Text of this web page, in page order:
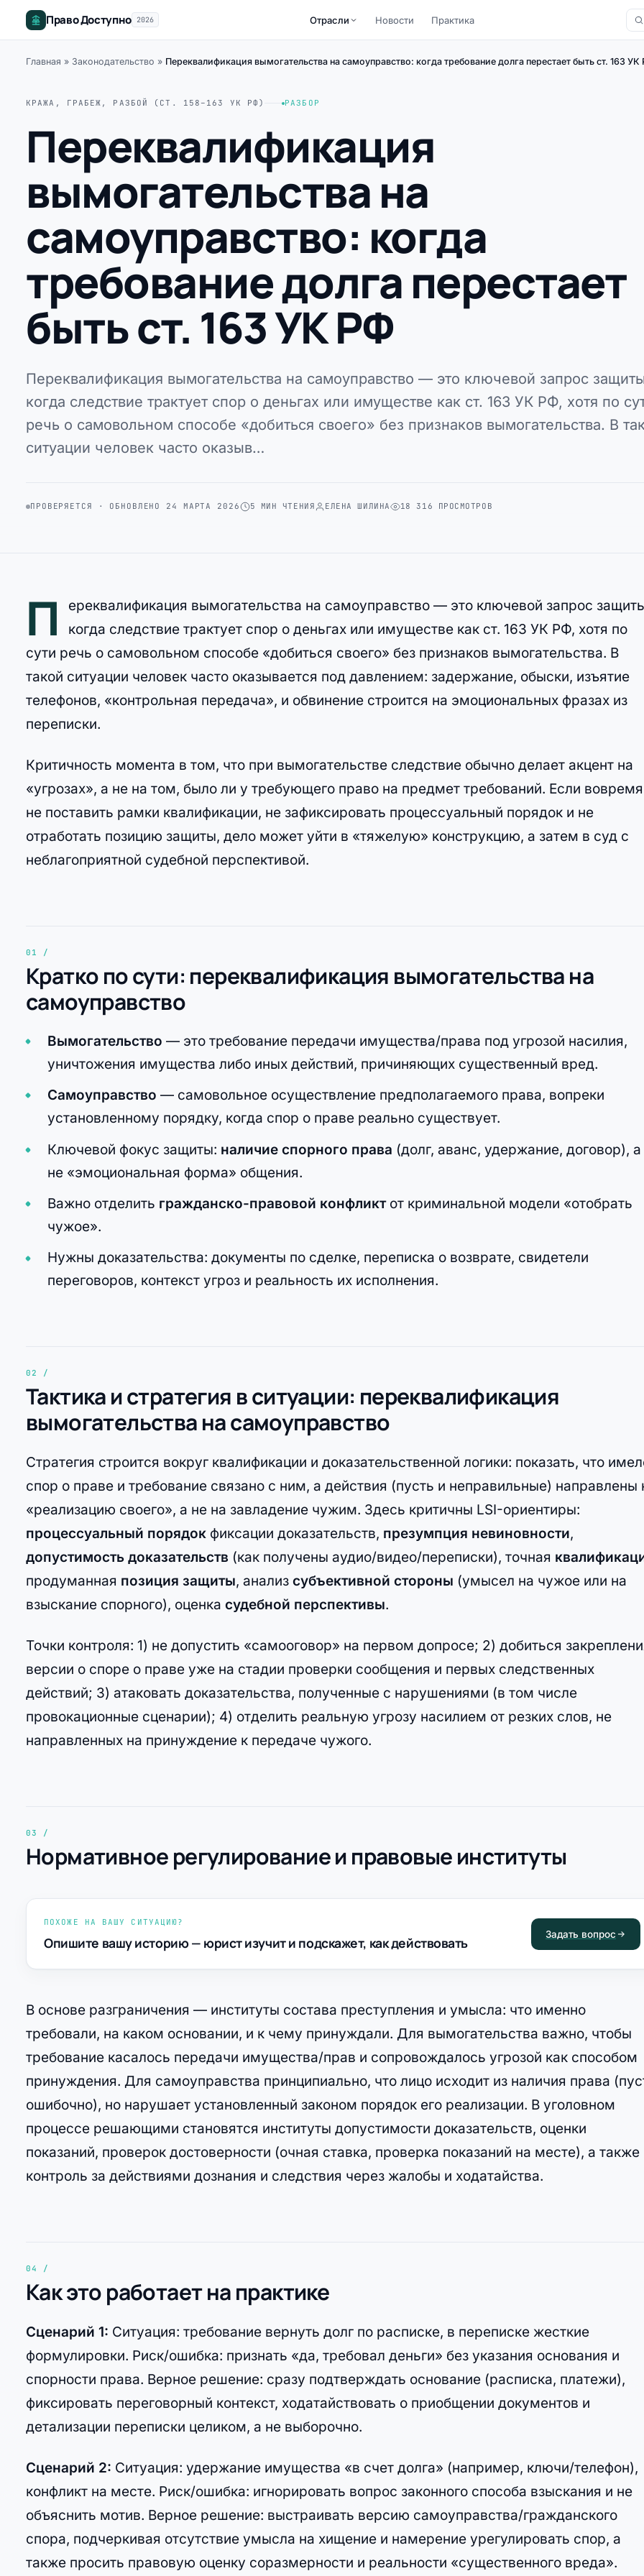
Право Доступно 2026 Отрасли Новости Практика
Главная » Законодательство » Переквалификация вымогательства на самоуправство: когда требование долга перестает быть ст. 163 УК
КРАЖА, ГРАБЕЖ, РАЗБОЙ (СТ. 158–163 УК РФ) РАЗБОР
Переквалификация
вымогательства на
самоуправство: когда
требование долга перестает
быть ст. 163 УК РФ
Переквалификация вымогательства на самоуправство — это ключевой запрос
когда следствие трактует спор о деньгах или имуществе как ст. 163 УК РФ, хотя по
речь о самовольном способе «добиться своего» без признаков вымогательства. В
ситуации человек часто оказыв…
ПРОВЕРЯЕТСЯ · ОБНОВЛЕНО 24 МАРТА 2026 5 МИН ЧТЕНИЯ ЕЛЕНА ШИЛИНА 18 316 ПРОСМОТРОВ
П
ереквалификация вымогательства на самоуправство — это ключевой запрос
когда следствие трактует спор о деньгах или имуществе как ст. 163 УК РФ, хотя по
сути речь о самовольном способе «добиться своего» без признаков вымогательства. В
такой ситуации человек часто оказывается под давлением: задержание, обыски, изъятие
телефонов, «контрольная передача», и обвинение строится на эмоциональных фразах из
переписки.
Критичность момента в том, что при вымогательстве следствие обычно делает акцент на
«угрозах», а не на том, было ли у требующего право на предмет требований. Если вовремя
не поставить рамки квалификации, не зафиксировать процессуальный порядок и не
отработать позицию защиты, дело может уйти в «тяжелую» конструкцию, а затем в суд с
неблагоприятной судебной перспективой.
Кратко по сути: переквалификация вымогательства на
самоуправство
Вымогательство — это требование передачи имущества/права под угрозой насилия,
уничтожения имущества либо иных действий, причиняющих существенный вред.
Самоуправство — самовольное осуществление предполагаемого права, вопреки
установленному порядку, когда спор о праве реально существует.
Ключевой фокус защиты: наличие спорного права (долг, аванс, удержание, договор), а
не «эмоциональная форма» общения.
Важно отделить гражданско-правовой конфликтот криминальной модели «отобрать
чужое».
Нужны доказательства: документы по сделке, переписка о возврате, свидетели
переговоров, контекст угроз и реальность их исполнения.
Тактика и стратегия в ситуации: переквалификация
вымогательства на самоуправство
Стратегия строится вокруг квалификации и доказательственной логики: показать, что
спор о праве и требование связано с ним, а действия (пусть и неправильные) направлены
«реализацию своего», а не на завладение чужим. Здесь критичны LSI-ориентиры:
процессуальный порядок фиксации доказательств, презумпция невиновности,
допустимость доказательств (как получены аудио/видео/переписки), точная
продуманная позиция защиты, анализ субъективной стороны (умысел на чужое или на
взыскание спорного), оценка судебной перспективы.
Точки контроля: 1) не допустить «самооговор» на первом допросе; 2) добиться
версии о споре о праве уже на стадии проверки сообщения и первых следственных
действий; 3) атаковать доказательства, полученные с нарушениями (в том числе
провокационные сценарии); 4) отделить реальную угрозу насилием от резких слов, не
направленных на принуждение к передаче чужого.
Нормативное регулирование и правовые институты
ПОХОЖЕ НА ВАШУ СИТУАЦИЮ?
Опишите вашу историю — юрист изучит и подскажет, как действовать
Задать вопрос
В основе разграничения — институты состава преступления и умысла: что именно
требовали, на каком основании, и к чему принуждали. Для вымогательства важно, чтобы
требование касалось передачи имущества/прав и сопровождалось угрозой как способом
принуждения. Для самоуправства принципиально, что лицо исходит из наличия права
ошибочно), но нарушает установленный законом порядок его реализации. В уголовном
процессе решающими становятся институты допустимости доказательств, оценки
показаний, проверок достоверности (очная ставка, проверка показаний на месте), а также
контроль за действиями дознания и следствия через жалобы и ходатайства.
Как это работает на практике
Сценарий 1: Ситуация: требование вернуть долг по расписке, в переписке жесткие
формулировки. Риск/ошибка: признать «да, требовал деньги» без указания основания и
спорности права. Верное решение: сразу подтверждать основание (расписка, платежи),
фиксировать переговорный контекст, ходатайствовать о приобщении документов и
детализации переписки целиком, а не выборочно.
Сценарий 2: Ситуация: удержание имущества «в счет долга» (например, ключи/телефон),
конфликт на месте. Риск/ошибка: игнорировать вопрос законного способа взыскания и не
объяснить мотив. Верное решение: выстраивать версию самоуправства/гражданского
спора, подчеркивая отсутствие умысла на хищение и намерение урегулировать спор, а
также просить правовую оценку соразмерности и реальности «существенного вреда».